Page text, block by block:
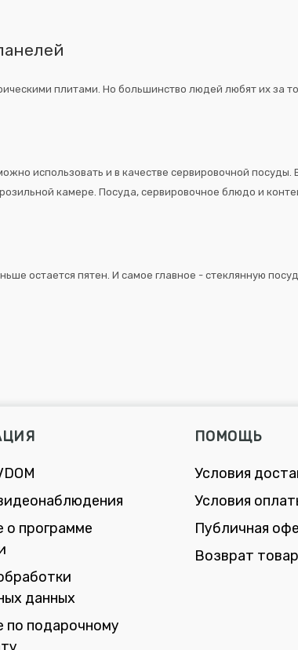
плитами. Но большинство людей любят их за
использовать и в качестве сервировочной
камере. Посуда, сервировочное блюдо и
остается пятен. И самое главное - стеклянную
о программе
данных
по подарочному
ПОМОЩЬ
Условия
Условия
Публичная
Возврат